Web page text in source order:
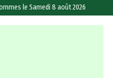
leSamedi 8 août 2026